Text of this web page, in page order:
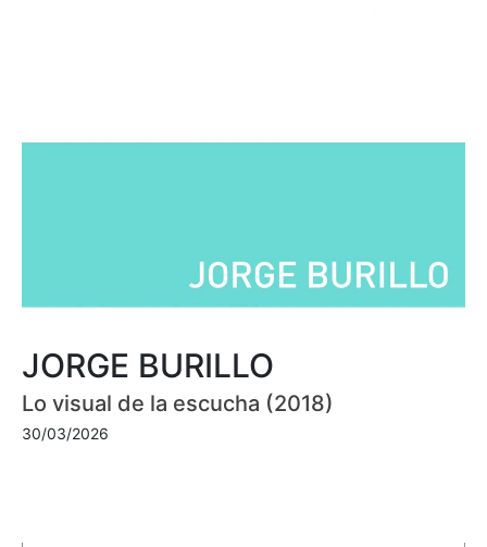
JORGE BURILLO
Lo visual de la escucha (2018)
30/03/2026